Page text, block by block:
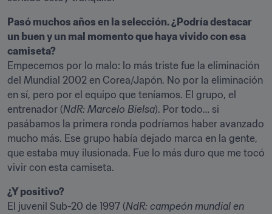
Pasó muchos años en la selección. ¿Podría destacar
un buen y un mal momento que haya vivido con esa
camiseta?
Empecemos por lo malo: lo más triste fue la eliminación
del Mundial 2002 en Corea/Japón. No por la eliminación
en sí, pero por el equipo que teníamos. El grupo, el
entrenador (NdR: Marcelo Bielsa). Por todo… si
pasábamos la primera ronda podríamos haber avanzado
mucho más. Ese grupo había dejado marca en la gente,
que estaba muy ilusionada. Fue lo más duro que me tocó
vivir con esta camiseta.
¿Y positivo?
El juvenil Sub-20 de 1997 (NdR: campeón mundial en